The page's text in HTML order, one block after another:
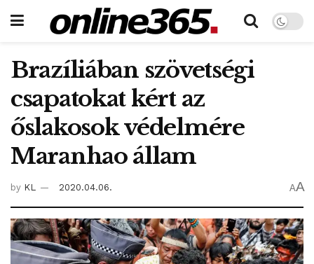
Brazíliában szövetségi
csapatokat kért az
őslakosok védelmére
Maranhao állam
by KL 2020.04.06. AA